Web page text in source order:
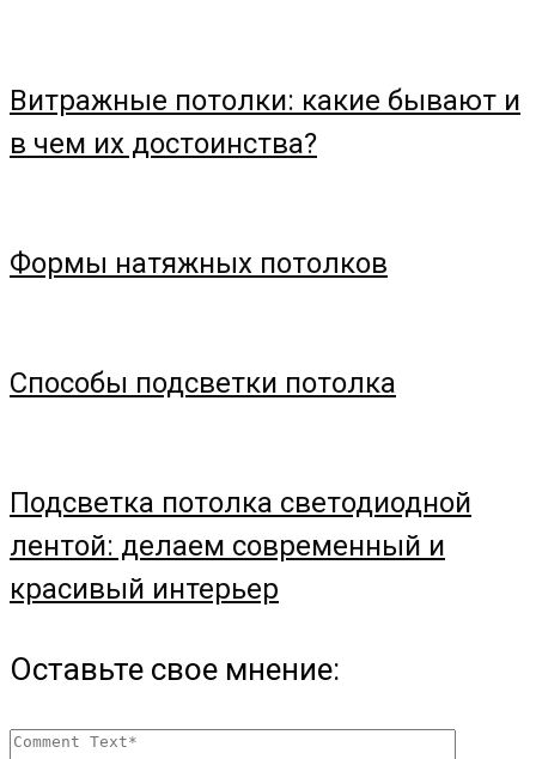
Витражные потолки: какие бывают и
в чем их достоинства?
Формы натяжных потолков
Способы подсветки потолка
Подсветка потолка светодиодной
лентой: делаем современный и
красивый интерьер
Оставьте свое мнение: